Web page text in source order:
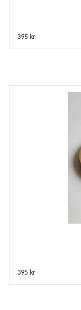
395 kr
395 kr